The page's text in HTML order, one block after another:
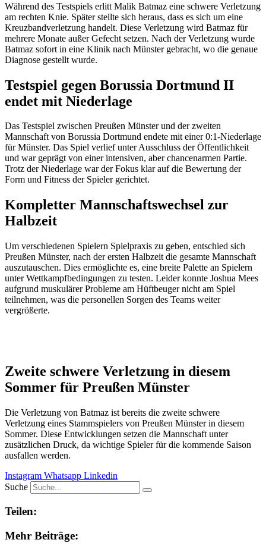
Während des Testspiels erlitt Malik Batmaz eine schwere Verletzung
am rechten Knie. Später stellte sich heraus, dass es sich um eine
Kreuzbandverletzung handelt. Diese Verletzung wird Batmaz für
mehrere Monate außer Gefecht setzen. Nach der Verletzung wurde
Batmaz sofort in eine Klinik nach Münster gebracht, wo die genaue
Diagnose gestellt wurde.
Testspiel gegen Borussia Dortmund II
endet mit Niederlage
Das Testspiel zwischen Preußen Münster und der zweiten
Mannschaft von Borussia Dortmund endete mit einer 0:1-Niederlage
für Münster. Das Spiel verlief unter Ausschluss der Öffentlichkeit
und war geprägt von einer intensiven, aber chancenarmen Partie.
Trotz der Niederlage war der Fokus klar auf die Bewertung der
Form und Fitness der Spieler gerichtet.
Kompletter Mannschaftswechsel zur
Halbzeit
Um verschiedenen Spielern Spielpraxis zu geben, entschied sich
Preußen Münster, nach der ersten Halbzeit die gesamte Mannschaft
auszutauschen. Dies ermöglichte es, eine breite Palette an Spielern
unter Wettkampfbedingungen zu testen. Leider konnte Joshua Mees
aufgrund muskulärer Probleme am Hüftbeuger nicht am Spiel
teilnehmen, was die personellen Sorgen des Teams weiter
vergrößerte.
Zweite schwere Verletzung in diesem
Sommer für Preußen Münster
Die Verletzung von Batmaz ist bereits die zweite schwere
Verletzung eines Stammspielers von Preußen Münster in diesem
Sommer. Diese Entwicklungen setzen die Mannschaft unter
zusätzlichen Druck, da wichtige Spieler für die kommende Saison
ausfallen werden.
Instagram Whatsapp Linkedin
Suche
Teilen:
Mehr Beiträge: